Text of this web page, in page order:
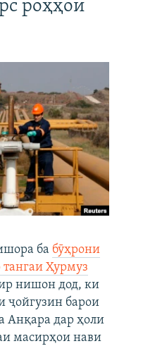
роҳҳои
ба бӯҳрони
Ҳурмуз
нишон дод, ки
ҷойгузин барои
Анқара дар ҳоли
масирҳои нави